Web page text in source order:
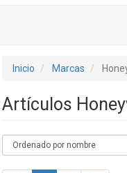
Inicio Marcas
Artículos